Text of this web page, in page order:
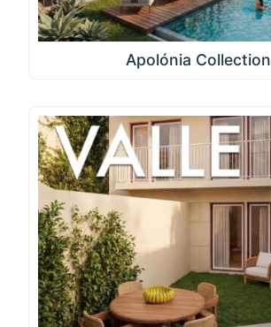
Apolónia Collection